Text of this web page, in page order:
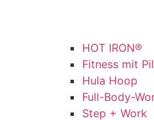
HOT IRON®
Fitness mit
Hula Hoop
Full-Body-
Step + Work